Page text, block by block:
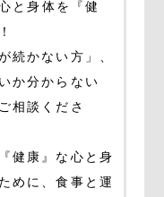
と身体を『健
続かない方」、
か分からない
相談くださ
健康』な心と身
めに、食事と運